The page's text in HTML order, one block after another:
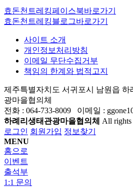
효돈천트레킹페이스북바로가기
효돈천트레킹블로그바로가기
사이트 소개
개인정보처리방침
이메일 무단수집거부
책임의 한계와 법적고지
제주특별자치도 서귀포시 남원읍 하
광마을협의체
전화 : 064-733-8009 이메일 :
하례리생태관광마을협의체 All rights
로그인 회원가입 정보찾기
MENU
홈으로
이벤트
출석부
1:1 문의